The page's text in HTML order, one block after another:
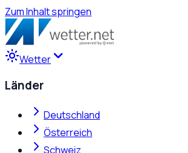
Zum Inhalt springen
Wetter
Länder
Deutschland
Österreich
Schweiz